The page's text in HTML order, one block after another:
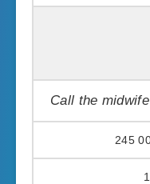
Call the
245